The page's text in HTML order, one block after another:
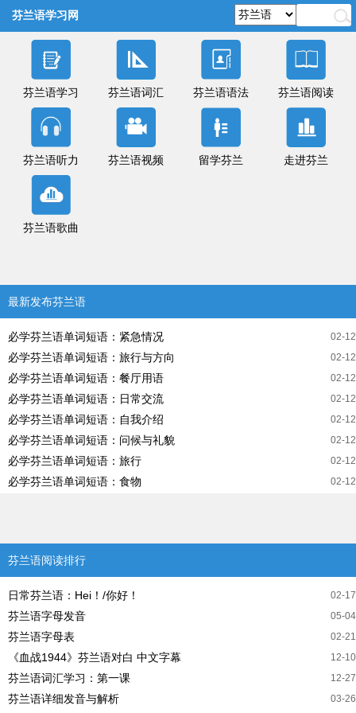
芬兰语学习网
芬兰语学习 芬兰语词汇 芬兰语语法 芬兰语阅读
芬兰语听力 芬兰语视频 留学芬兰 走进芬兰
芬兰语歌曲
最新发布芬兰语
02-12
必学芬兰语单词短语：紧急情况
02-12
必学芬兰语单词短语：旅行与方向
02-12
必学芬兰语单词短语：餐厅用语
02-12
必学芬兰语单词短语：日常交流
02-12
必学芬兰语单词短语：自我介绍
02-12
必学芬兰语单词短语：问候与礼貌
02-12
必学芬兰语单词短语：旅行
02-12
必学芬兰语单词短语：食物
芬兰语阅读排行
02-17
日常芬兰语：Hei！/你好！
05-04
芬兰语字母发音
02-21
芬兰语字母表
12-10
《血战1944》芬兰语对白 中文字幕
12-27
芬兰语词汇学习：第一课
03-26
芬兰语详细发音与解析